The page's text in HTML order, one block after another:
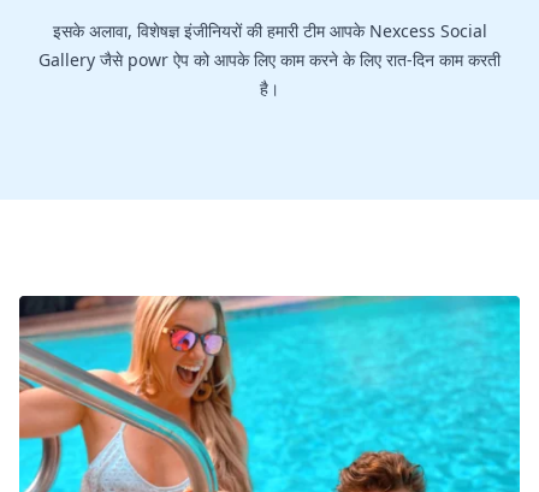
इसके अलावा, विशेषज्ञ इंजीनियरों की हमारी टीम आपके Nexcess Social
Gallery जैसे powr ऐप को आपके लिए काम करने के लिए रात-दिन काम करती
है।